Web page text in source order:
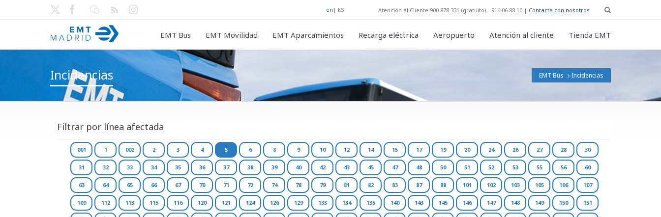
en | ES Atención al Cliente 900 878 331 (gratuito) - 914 06 88 10 | Contacta con nosotros
EMT Bus EMT Movilidad EMT Aparcamientos Recarga eléctrica Aeropuerto Atención al cliente Tienda EMT
Incidencias EMT Bus Incidencias
Filtrar por línea afectada
001 1 002 2 3 4 5 6 8 9 10 12 14 15 17 19 20 24 26 27 28 30
31 32 33 34 35 36 37 38 39 40 42 43 45 47 48 50 51 52 53 55 56 60
63 64 65 66 67 70 71 72 74 78 79 81 82 83 87 88 101 102 103 105 106 107
109 112 113 115 116 120 121 124 126 129 133 134 135 140 143 145 146 147 148 149 150 151